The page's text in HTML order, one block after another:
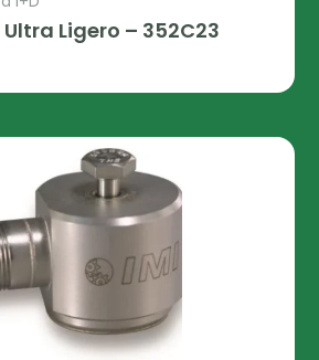
Ligero – 352C23